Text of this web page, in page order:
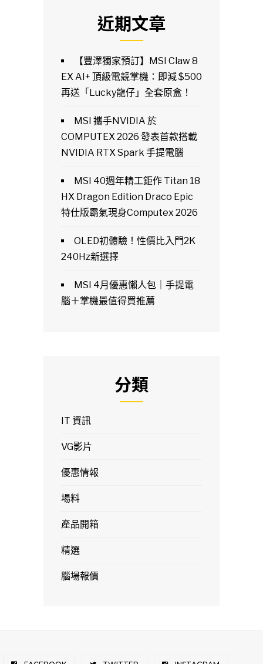
近期文章
【豐澤獨家預訂】MSI Claw 8
EX AI+ 頂級電競掌機：即減 $500
再送「Lucky龍仔」全套原盒！
MSI 攜手NVIDIA 於
COMPUTEX 2026 發表首款搭載
NVIDIA RTX Spark 手提電腦
MSI 40週年精工鉅作 Titan 18
HX Dragon Edition Draco Epic
特仕版霸氣現身Computex 2026
OLED初體驗！性價比入門2K
240Hz新選擇
MSI 4月優惠懶人包｜手提電
腦＋掌機最值得買推薦
分類
IT 資訊
VG影片
優惠情報
場料
產品開箱
精選
腦場報價